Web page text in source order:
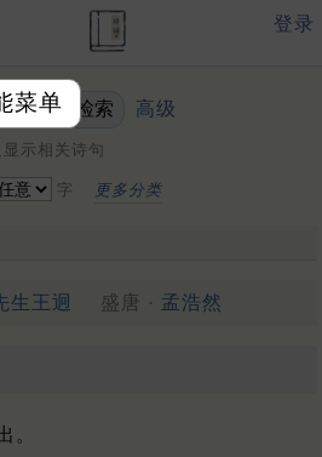
菜单
登录
高级
显示相关诗句
字 更多分类
生王迥 盛唐 · 孟浩然
。